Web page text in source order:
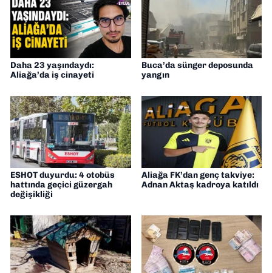
Daha 23 yaşındaydı:
Aliağa’da iş cinayeti
Buca’da sünger deposunda
yangın
ESHOT duyurdu: 4 otobüs
hattında geçici güzergah
değişikliği
Aliağa FK’dan genç takviye:
Adnan Aktaş kadroya katıldı